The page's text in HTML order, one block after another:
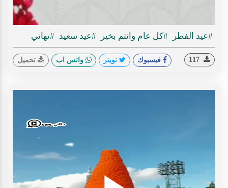
#عيد الفطر #كل عام وانتم بخير #عيد سعيد #تهاني
فيسبوك تويتر واتس اب تحميل